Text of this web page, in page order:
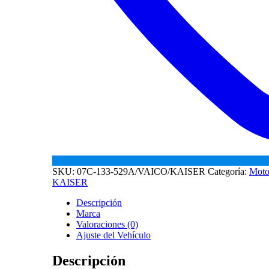
SKU: 07C-133-529A/VAICO/KAISER Categoría:
KAISER
Descripción
Marca
Valoraciones (0)
Ajuste del Vehículo
Descripción